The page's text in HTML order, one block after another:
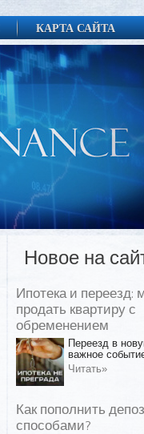
КАРТА САЙТА
Новое на
Ипотека и переезд:
продать квартиру с
обременением
Переезд в
важное
Читать»
Как пополнить
способами?